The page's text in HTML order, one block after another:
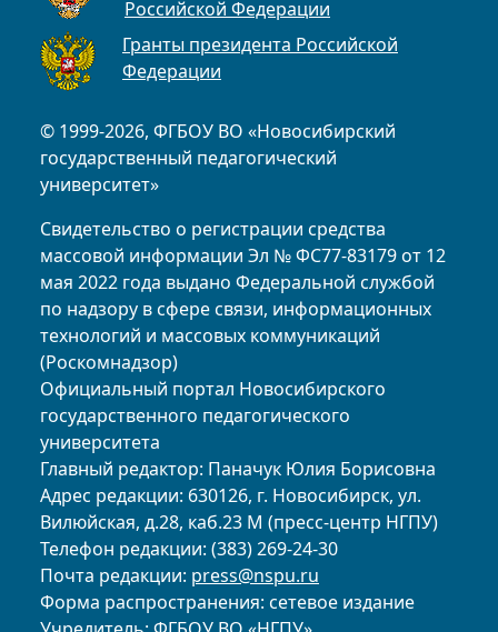
© 1999-2026, ФГБОУ ВО «Новосибирский
государственный педагогический
университет»
Свидетельство о регистрации средства
массовой информации Эл № ФС77-83179 от 12
мая 2022 года выдано Федеральной службой
по надзору в сфере связи, информационных
технологий и массовых коммуникаций
(Роскомнадзор)
Официальный портал Новосибирского
государственного педагогического
университета
Главный редактор: Паначук Юлия Борисовна
Адрес редакции: 630126, г. Новосибирск, ул.
Вилюйская, д.28, каб.23 М (пресс-центр НГПУ)
Телефон редакции: (383) 269-24-30
Почта редакции: press@nspu.ru
Форма распространения: сетевое издание
Российской Федерации
Гранты президента Российской
Федерации